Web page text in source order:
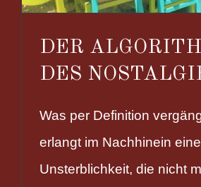
DER
DES
Was per Definition
erlangt im Nachhinein eine
Unsterblichkeit, die nicht